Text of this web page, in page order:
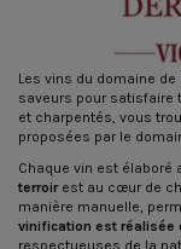
Les vins du domaine
saveurs pour satisfaire
et charpentés, vous
proposées par le
Chaque vin est élaboré
terroirest au cœur de
manière manuelle,
vinification est réalisée
respectueuses de la